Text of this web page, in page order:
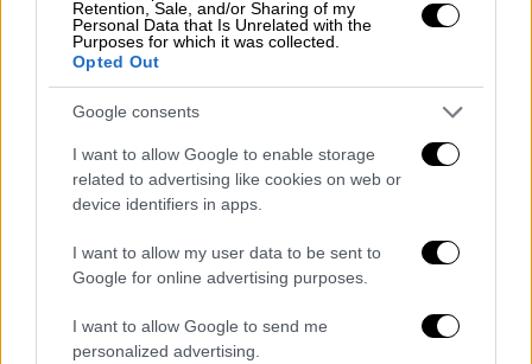
Retention, Sale, and/or Sharing of my
Personal Data that Is Unrelated with the
Purposes for which it was collected.
Opted Out
Google consents
I want to allow Google to enable storage
related to advertising like cookies on web or
device identifiers in apps.
I want to allow my user data to be sent to
Google for online advertising purposes.
I want to allow Google to send me
personalized advertising.
Όλα έγιναν περίπου στις εννέα το πρωί της
Τετάρτης(15/4), στη διάρκεια του λεγόμενου
«πρωινού καφέ» στο Μέγαρο Μαξίμου.Εκεί
ο Γιώργος Μυλωνάκης υπέστη
λιποθυμικό
επεισόδιοκαι παράλληλα με τις
προσπάθειες να τον συνεφέρουν εκλήθη
που τον μετέφερε στο
νοσοκομείο Ευαγγελισμός.